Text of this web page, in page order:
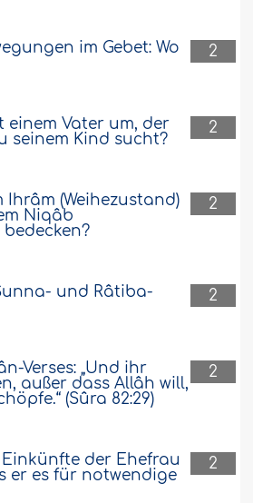
2
im Gebet: Wo
2
einem Vater um, der
seinem Kind sucht?
2
(Weihezustand)
Niqâb
bedecken?
2
und Râtiba-
2
Verses: „Und ihr
außer dass Allâh will,
(Sûra 82:29)
2
der Ehefrau
er es für notwendige